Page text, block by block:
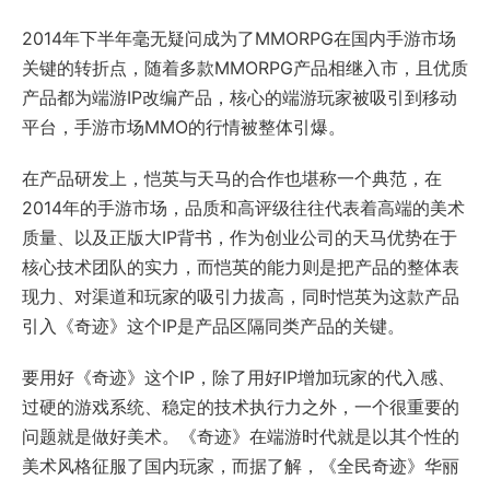
2014年下半年毫无疑问成为了MMORPG在国内手游市场
关键的转折点，随着多款MMORPG产品相继入市，且优质
产品都为端游IP改编产品，核心的端游玩家被吸引到移动
平台，手游市场MMO的行情被整体引爆。
在产品研发上，恺英与天马的合作也堪称一个典范，在
2014年的手游市场，品质和高评级往往代表着高端的美术
质量、以及正版大IP背书，作为创业公司的天马优势在于
核心技术团队的实力，而恺英的能力则是把产品的整体表
现力、对渠道和玩家的吸引力拔高，同时恺英为这款产品
引入《奇迹》这个IP是产品区隔同类产品的关键。
要用好《奇迹》这个IP，除了用好IP增加玩家的代入感、
过硬的游戏系统、稳定的技术执行力之外，一个很重要的
问题就是做好美术。《奇迹》在端游时代就是以其个性的
美术风格征服了国内玩家，而据了解，《全民奇迹》华丽